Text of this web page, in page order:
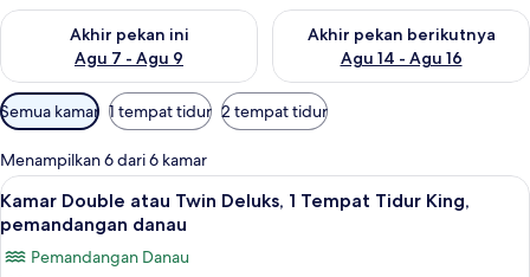
Akhir pekan ini
Agu 7 - Agu 9
Periksa ketersediaan untuk akhir pekan ini Agu 7 - Agu 9
Akhir pekan berikutnya
Agu 14 - Agu 16
Periksa ketersediaan untuk
Filter
tersedia
untuk
kamar
Semua kamar 1 tempat tidur 2 tempat tidur
Menampilkan 6 dari 6 kamar
Lihat
semua
foto
untuk
Kamar Double atau Twin Deluks, 1
7
Kamar Double atau Twin Deluks, 1 Tempat Tidur King,
pemandangan danau
Pemandangan Danau